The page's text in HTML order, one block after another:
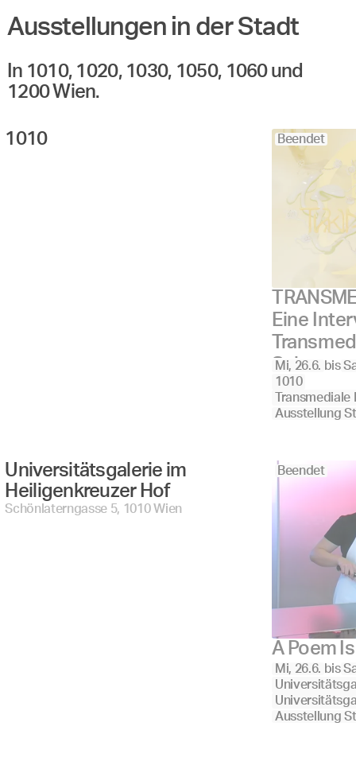
Ausstellungen in der Stadt
In 1010, 1020, 1030, 1050, 1060 und
1200 Wien.
1010 Beendet
Eine
Mi, 26.6. bis
1010
Transmediale
Ausstellung
Universitätsgalerie im
Heiligenkreuzer Hof
Schönlaterngasse 5, 1010 Wien
Beendet
A Poem
Mi, 26.6. bis
Ausstellung